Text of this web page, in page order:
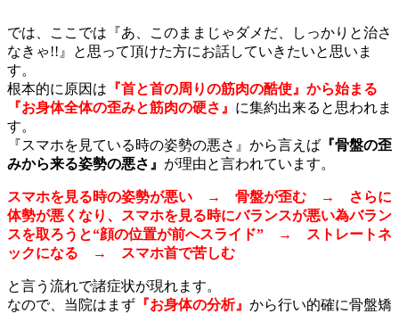
では、ここでは『あ、このままじゃダメだ、しっかりと治さ
なきゃ!!』と思って頂けた方にお話していきたいと思いま
す。
根本的に原因は 『首と首の周りの筋肉の酷使』から始まる
『お身体全体の歪みと筋肉の硬さ』 に集約出来ると思われま
す。
『スマホを見ている時の姿勢の悪さ』から言えば 『骨盤の歪
みから来る姿勢の悪さ』 が理由と言われています。
スマホを見る時の姿勢が悪い → 骨盤が歪む → さらに
体勢が悪くなり、スマホを見る時にバランスが悪い為バラン
スを取ろうと“顔の位置が前へスライド” → ストレートネ
ックになる → スマホ首で苦しむ
と言う流れで諸症状が現れます。
なので、当院はまず 『お身体の分析』 から行い的確に骨盤矯